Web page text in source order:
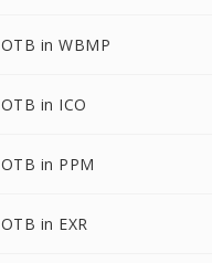
OTB in WBMP
OTB in ICO
OTB in PPM
OTB in EXR